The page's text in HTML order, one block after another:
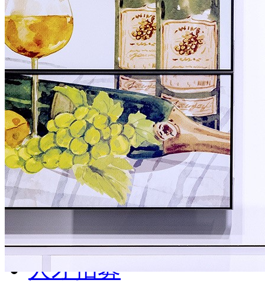
解决方案
产品
技术
成功案例
媒体中心
投资人专区
服务支援
企业永续
人才招募